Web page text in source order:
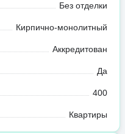
Без отделки
Кирпично-монолитный
Аккредитован
Да
400
Квартиры